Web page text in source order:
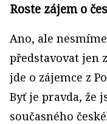
Roste zájem o
Ano, ale
představovat jen
jde o zájemce z
Byť je pravda, že
současného